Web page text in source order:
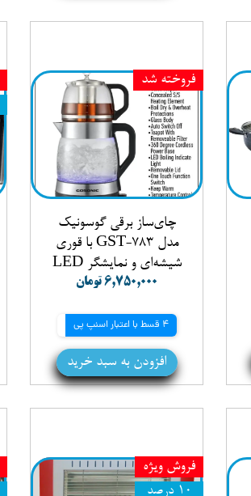
چای‌ساز برقی گوسونیک
مدل GST-783 با قوری
شیشه‌ای و نمایشگر LED
۶,۷۵۰,۰۰۰ تومان
4 قسط با اعتبار اسنپ پی
افزودن به سبد خرید
فروخته شد
فروش ویژه
۱۰ درصد